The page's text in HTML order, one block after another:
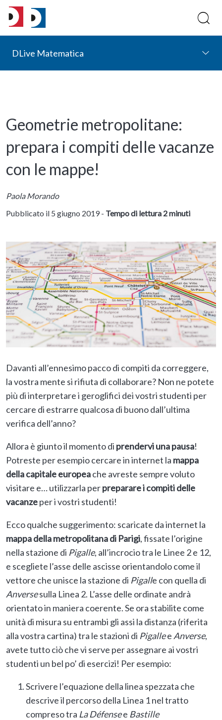
DLive Matematica
Geometrie metropolitane:
prepara i compiti delle vacanze
con le mappe!
Paola Morando
Pubblicato il 5 giugno 2019 - Tempo di lettura 2 minuti
Davanti all’ennesimo pacco di compiti da correggere,
la vostra mente si rifiuta di collaborare? Non ne potete
più di interpretare i geroglifici dei vostri studenti per
cercare di estrarre qualcosa di buono dall’ultima
verifica dell’anno?
Allora è giunto il momento di prendervi una pausa!
Potreste per esempio cercare in internet la mappa
dellacapitale europeache avreste sempre voluto
visitare e… utilizzarla perpreparare i compiti delle
vacanzeper i vostri studenti!
Ecco qualche suggerimento: scaricate da internet la
mappa della metropolitana di Parigi, fissate l’origine
nella stazione di Pigalle, all’incrocio tra le Linee 2 e 12,
e scegliete l’asse delle ascisse orientandolo come il
vettore che unisce la stazione di Pigalle con quella di
Anversesulla Linea 2. L’asse delle ordinate andrà
orientato in maniera coerente. Se ora stabilite come
unità di misura su entrambi gli assi la distanza (riferita
alla vostra cartina) tra le stazioni di Pigallee Anverse,
avete tutto ciò che vi serve per assegnare ai vostri
studenti un bel po’ di esercizi! Per esempio:
Scrivere l’equazione della linea spezzata che
descrive il percorso della Linea 1 nel tratto
compreso tra La Défensee Bastille